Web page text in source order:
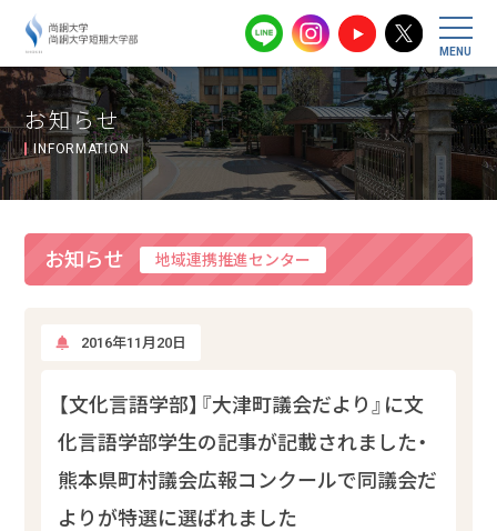
尚絅大学・尚
お知らせ
INFORMATION
お知らせ 地域連携推進センター
2016年11月20日
【文化言語学部】『大津町議会だより』に文
化言語学部学生の記事が記載されました・
熊本県町村議会広報コンクールで同議会だ
よりが特選に選ばれました